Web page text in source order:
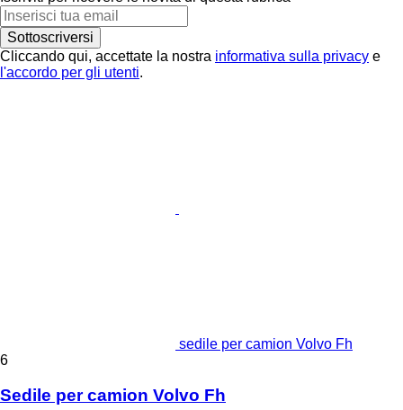
Sottoscriversi
Cliccando qui, accettate la nostra informativa sulla privacy e
l'accordo per gli utenti.
sedile per camion Volvo Fh
6
Sedile per camion Volvo Fh